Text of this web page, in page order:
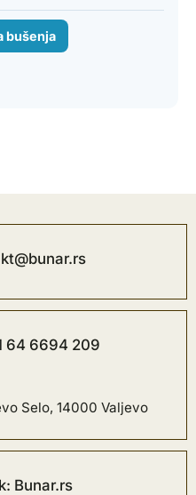
bušenja
64 6694 209
Selo, 14000 Valjevo
Bunar.rs